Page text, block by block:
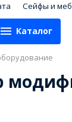
Сейфы и
Каталог